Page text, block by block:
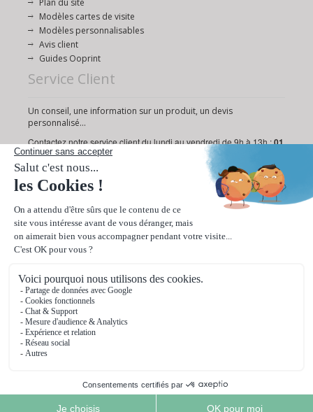
Modèles cartes de visite
Modèles personnalisables
Avis client
Guides Ooprint
Service Client
Un conseil, une information sur un produit, un devis
personnalisé...
Contactez notre service client du lundi au vendredi de 9h à 13h :01
72 95 18 19
Ou via notreformulaire de contact
Paiement sécurisé
Livraison rapide en 24/48h
© 2026 Ooprint. Tous droits réservés.
ooprint est un service de Web Printing International
86 bis rue de la République 92800 Puteaux (France)